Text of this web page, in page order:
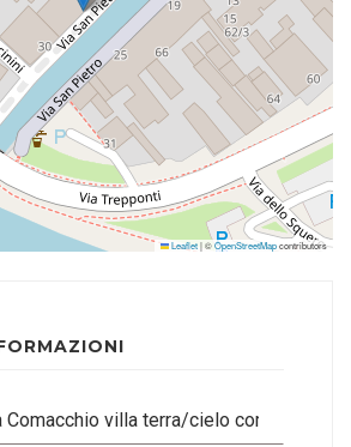
Leaflet|©OpenStreetMapcontributors